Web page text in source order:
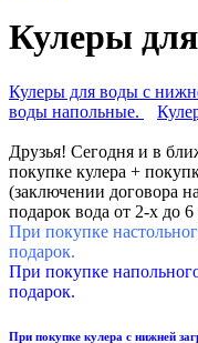
Кулеры
Кулеры для воды с
воды напольные.
Друзья! Сегодня и в
покупке кулера +
(заключении договора
подарок вода от 2-х до
При покупке
подарок.
При покупке
подарок.
При покупке кулера с нижней